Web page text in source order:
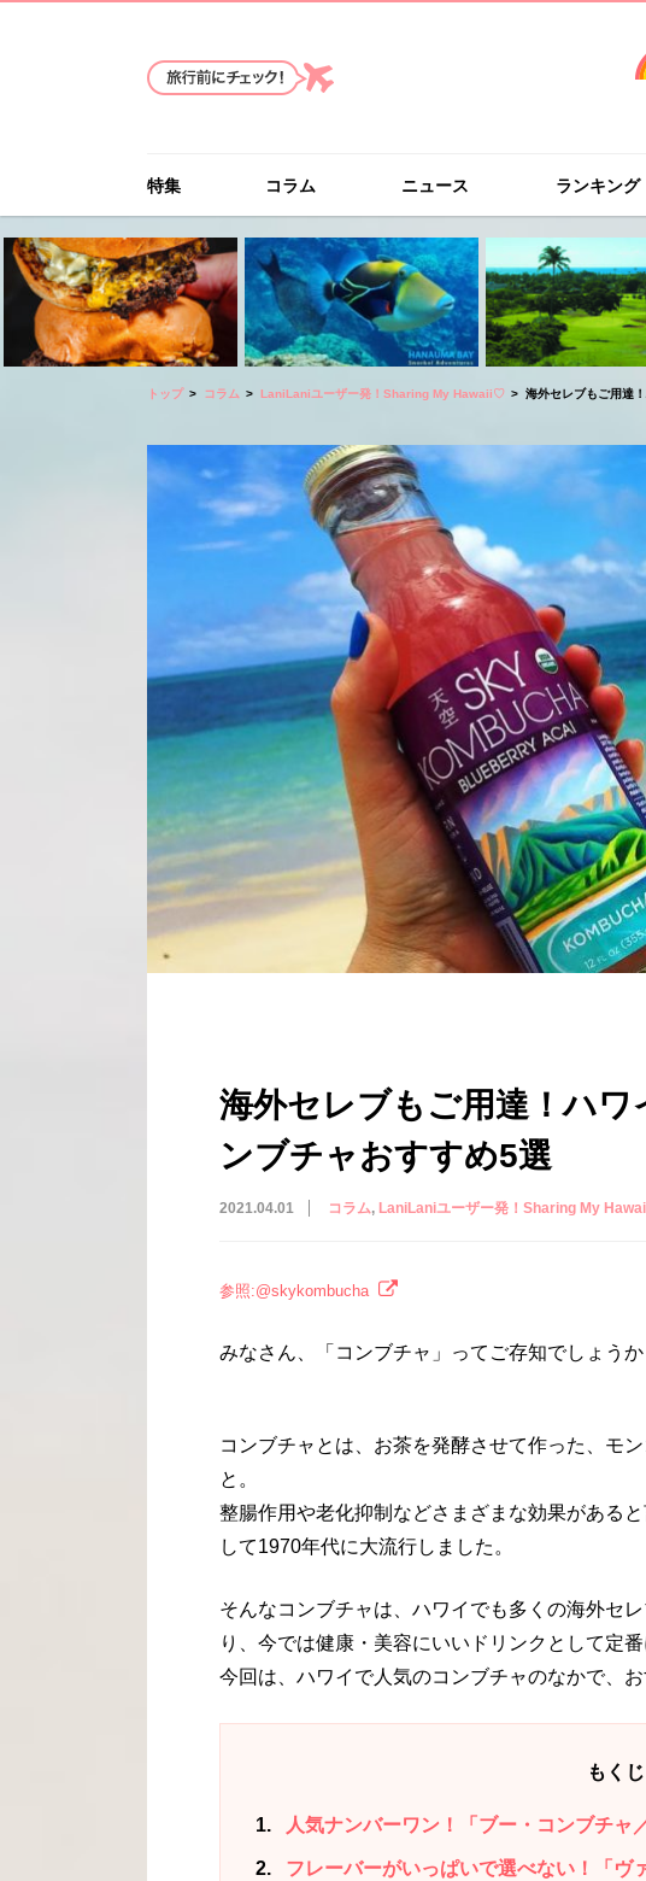
特集 コラム ニュース ランキング
トップ コラム LaniLaniユーザー発！Sharing My Hawaii♡ 海外セレブもご用達
海外セレブもご用達！ハワ
ンブチャおすすめ5選
2021.04.01 コラム LaniLaniユーザー発！Sharing My
参照:@skykombucha
みなさん、「コンブチャ」ってご存知でしょうか
コンブチャとは、お茶を発酵させて作った、モ
と。
整腸作用や老化抑制などさまざまな効果がある
して1970年代に大流行しました。
そんなコンブチャは、ハワイでも多くの海外セ
り、今では健康・美容にいいドリンクとして定番
今回は、ハワイで人気のコンブチャのなかで、
もくじ
1 人気ナンバーワン！「ブー・コンブチャ
2
フレーバーがいっぱいで選べない！「ヴ